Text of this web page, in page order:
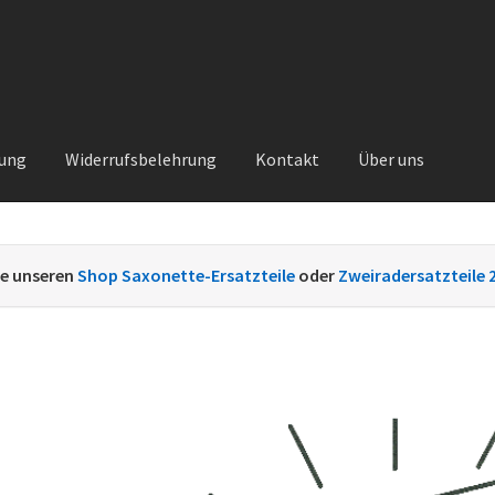
Widerrufsbelehrung Kontakt Über uns
unseren Shop Saxonette-Ersatzteile oder Zweiradersatzteile